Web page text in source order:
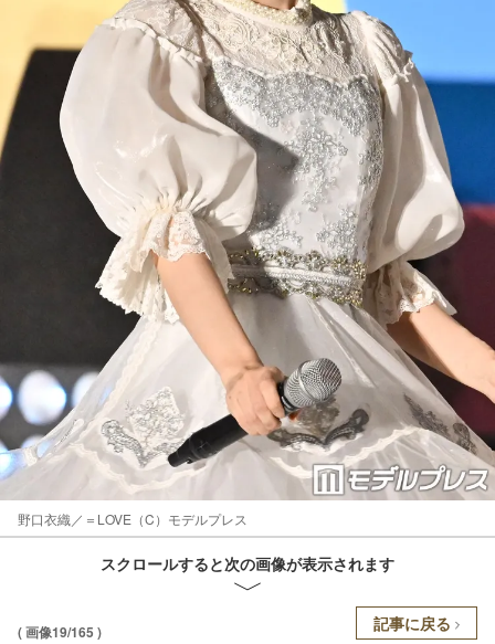
野口衣織／＝LOVE（C）モデルプレス
スクロールすると次の画像が表示されます
( 画像19/165 ) 記事に戻る